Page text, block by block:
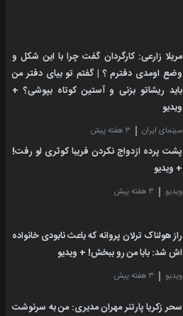
مریلا زارعی: کارگردان گفت چرا با این شکل و
وضع اومدی دفترم ؟ | گفتم تو بیای دفتر من
باید ریشاتو بزنی و آستین کوتاه بپوشی؟ +
ویدیو
سینمای ایران ۳ هفته پیش
پشت پرده ازدواج نکردن فریبا کوثری لو رفت!
+ ویدیو
ویدیو ۳ هفته پیش
راز هولناک ترلان پروانه که باعث نابودی خانواده
اش شد: بابا من رو ببخش! + ویدیو
ویدیو ۳ هفته پیش
سحر زکریا پارتنر مهران مدیری: من به سرنوشت